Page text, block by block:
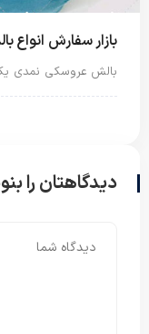
بازار سفارش
بالش عروسکی نمدی
دیدگاهتان را